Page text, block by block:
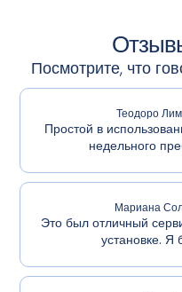
Посмотрите, что
Теодоро
Простой в
недельного
Мариана
Это был отличный
установке. Я